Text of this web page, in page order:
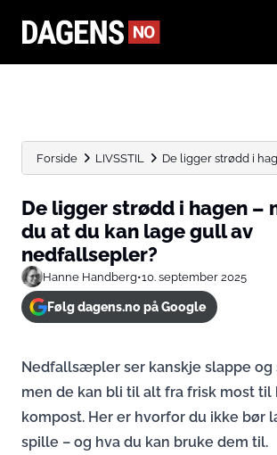
Forside LIVSSTIL De ligger strødd i
De ligger strødd i hagen –
du at du kan lage gull av
nedfallsepler?
Hanne Handberg•10. september 2025
Følg dagens.no på Google
Nedfallsæpler ser kanskje slappe og
men de kan bli til alt fra frisk most
kompost. Her er hvorfor du ikke bør
spille – og hva du kan bruke dem til.